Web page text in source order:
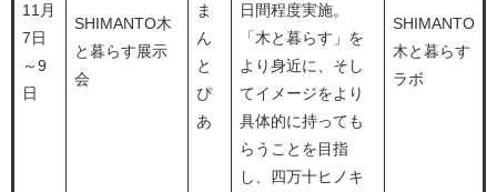
11月
7日
～9
日
SHIMANTO木
と暮らす展示
会
ま
ん
と
ぴ
あ
日間程度実施。
「木と暮らす」を
より身近に、そし
てイメージをより
具体的に持っても
らうことを目指
し、四万十ヒノキ
SHIMANTO
木と暮らす
ラボ